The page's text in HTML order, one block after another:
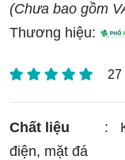
(Chưa bao gồm
Thương hiệu:
27
Chất liệu :
điện, mặt đá